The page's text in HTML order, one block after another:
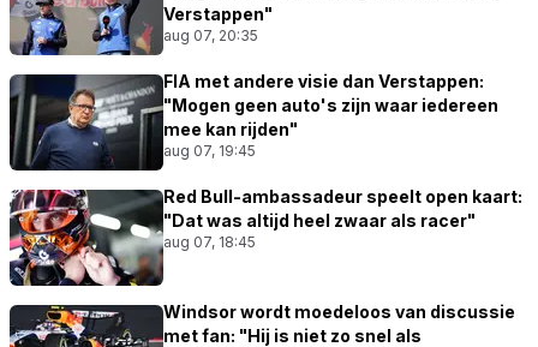
Verstappen"
aug 07, 20:35
FIA met andere visie dan Verstappen:
"Mogen geen auto's zijn waar iedereen
mee kan rijden"
aug 07, 19:45
Red Bull-ambassadeur speelt open kaart:
"Dat was altijd heel zwaar als racer"
aug 07, 18:45
Windsor wordt moedeloos van discussie
met fan: "Hij is niet zo snel als